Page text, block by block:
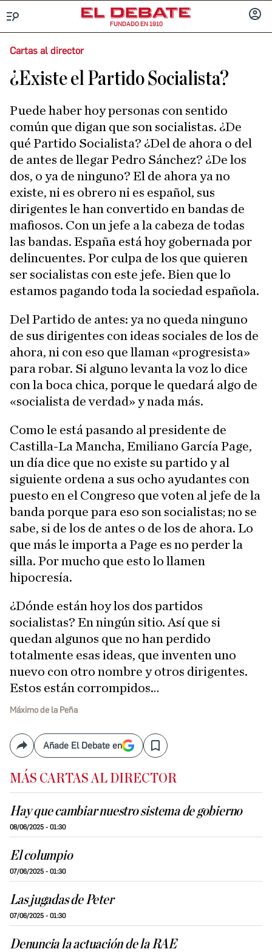
FUNDADO EN 1910
Cartas al director
¿Existe el Partido Socialista?
Puede haber hoy personas con sentido
común que digan que son socialistas. ¿De
qué Partido Socialista? ¿Del de ahora o del
de antes de llegar Pedro Sánchez? ¿De los
dos, o ya de ninguno? El de ahora ya no
existe, ni es obrero ni es español, sus
dirigentes le han convertido en bandas de
mafiosos. Con un jefe a la cabeza de todas
las bandas. España está hoy gobernada por
delincuentes. Por culpa de los que quieren
ser socialistas con este jefe. Bien que lo
estamos pagando toda la sociedad española.
Del Partido de antes: ya no queda ninguno
de sus dirigentes con ideas sociales de los de
ahora, ni con eso que llaman «progresista»
para robar. Si alguno levanta la voz lo dice
con la boca chica, porque le quedará algo de
«socialista de verdad» y nada más.
Como le está pasando al presidente de
Castilla-La Mancha, Emiliano García Page,
un día dice que no existe su partido y al
siguiente ordena a sus ocho ayudantes con
puesto en el Congreso que voten al jefe de la
banda porque para eso son socialistas; no se
sabe, si de los de antes o de los de ahora. Lo
que más le importa a Page es no perder la
silla. Por mucho que esto lo llamen
hipocresía.
¿Dónde están hoy los dos partidos
socialistas? En ningún sitio. Así que si
quedan algunos que no han perdido
totalmente esas ideas, que inventen uno
nuevo con otro nombre y otros dirigentes.
Estos están corrompidos…
Máximo de la Peña
CompartirAñade El Debate en Save
MÁS CARTAS AL DIRECTOR
Hay que cambiar nuestro sistema de gobierno
08/06/2025 - 01:30
El columpio
07/06/2025 - 01:30
Las jugadas de Peter
07/06/2025 - 01:30
Denuncia la actuación de la RAE